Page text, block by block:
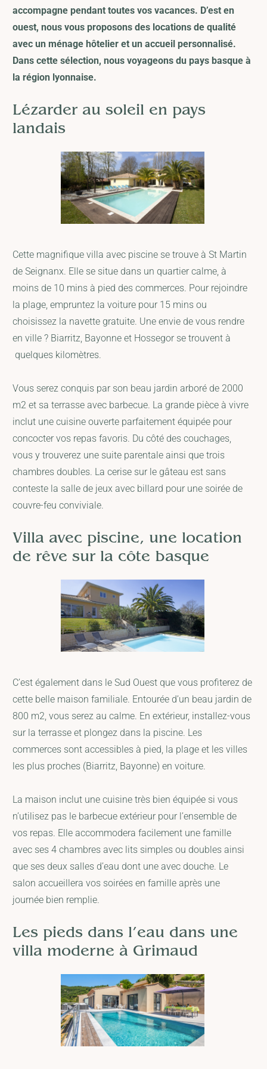
accompagne pendant toutes vos vacances. D’est en
ouest, nous vous proposons des locations de qualité
avec un ménage hôtelier et un accueil personnalisé.
Dans cette sélection, nous voyageons du pays basque à
la région lyonnaise.
Lézarder au soleil en pays
landais
Cette magnifique villa avec piscine se trouve à St Martin
de Seignanx. Elle se situe dans un quartier calme, à
moins de 10 mins à pied des commerces. Pour rejoindre
la plage, empruntez la voiture pour 15 mins ou
choisissez la navette gratuite. Une envie de vous rendre
en ville ? Biarritz, Bayonne et Hossegor se trouvent à
quelques kilomètres.
Vous serez conquis par son beau jardin arboré de 2000
m2 et sa terrasse avec barbecue. La grande pièce à vivre
inclut une cuisine ouverte parfaitement équipée pour
concocter vos repas favoris. Du côté des couchages,
vous y trouverez une suite parentale ainsi que trois
chambres doubles. La cerise sur le gâteau est sans
conteste la salle de jeux avec billard pour une soirée de
couvre-feu conviviale.
Villa avec piscine, une location
de rêve sur la côte basque
C’est également dans le Sud Ouest que vous profiterez de
cette belle maison familiale. Entourée d’un beau jardin de
800 m2, vous serez au calme. En extérieur, installez-vous
sur la terrasse et plongez dans la piscine. Les
commerces sont accessibles à pied, la plage et les villes
les plus proches (Biarritz, Bayonne) en voiture.
La maison inclut une cuisine très bien équipée si vous
n’utilisez pas le barbecue extérieur pour l’ensemble de
vos repas. Elle accommodera facilement une famille
avec ses 4 chambres avec lits simples ou doubles ainsi
que ses deux salles d’eau dont une avec douche. Le
salon accueillera vos soirées en famille après une
journée bien remplie.
Les pieds dans l’eau dans une
villa moderne à Grimaud